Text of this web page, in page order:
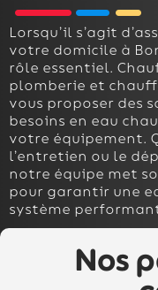
Lorsqu’il s’agit
votre domicile à
rôle essentiel.
plomberie et
vous proposer des
besoins en eau
votre équipement.
l’entretien ou le
notre équipe met
pour garantir une
système
Nos